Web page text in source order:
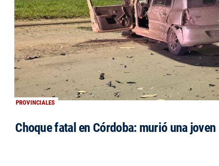
PROVINCIALES
Choque fatal en Córdoba: murió una